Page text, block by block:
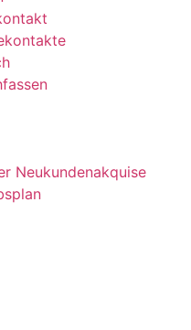
Neukundenakquise